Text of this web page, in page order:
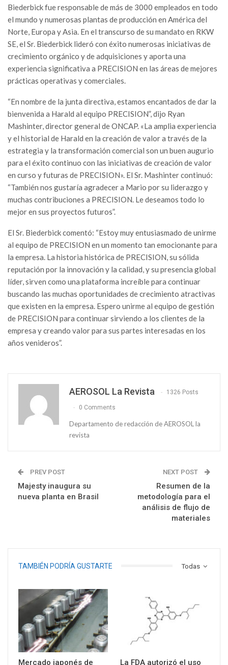
Biederbick fue responsable de más de 3000 empleados en todo
el mundo y numerosas plantas de producción en América del
Norte, Europa y Asia. En el transcurso de su mandato en RKW
SE, el Sr. Biederbick lideró con éxito numerosas iniciativas de
crecimiento orgánico y de adquisiciones y aporta una
experiencia significativa a PRECISION en las áreas de mejores
prácticas operativas y comerciales.
“En nombre de la junta directiva, estamos encantados de dar la
bienvenida a Harald al equipo PRECISION”, dijo Ryan
Mashinter, director general de ONCAP. «La amplia experiencia
y el historial de Harald en la creación de valor a través de la
estrategia y la transformación comercial son un buen augurio
para el éxito continuo con las iniciativas de creación de valor
en curso y futuras de PRECISION». El Sr. Mashinter continuó:
“También nos gustaría agradecer a Mario por su liderazgo y
muchas contribuciones a PRECISION. Le deseamos todo lo
mejor en sus proyectos futuros”.
El Sr. Biederbick comentó: “Estoy muy entusiasmado de unirme
al equipo de PRECISION en un momento tan emocionante para
la empresa. La historia histórica de PRECISION, su sólida
reputación por la innovación y la calidad, y su presencia global
líder, sirven como una plataforma increíble para continuar
buscando las muchas oportunidades de crecimiento atractivas
que existen en la empresa. Espero unirme al equipo de gestión
de PRECISION para continuar sirviendo a los clientes de la
empresa y creando valor para sus partes interesadas en los
años venideros”.
AEROSOL La Revista 1326 Posts
0 Comments
Departamento de redacción de AEROSOL la
revista
PREV POST
Majesty inaugura su
nueva planta en Brasil
NEXT POST
Resumen de la
metodología para el
análisis de flujo de
materiales
Todas
TAMBIÉN PODRÍA GUSTARTE
Mercado japonés de La FDA autorizó el uso